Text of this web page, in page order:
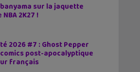
sur la jaquette
2K27 !
2026 #7 : Ghost Pepper
comics post-apocalyptique
français